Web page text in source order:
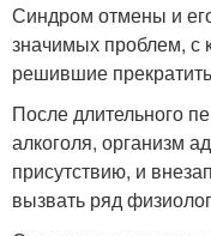
Синдром отмены и
значимых проблем, с
решившие
После длительного
алкоголя, организм
присутствию, и
вызвать ряд